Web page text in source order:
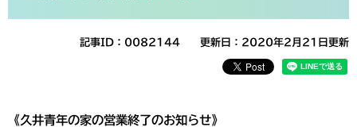
記事ID：0082144 更新日：2020年2月21日更新
《久井青年の家の営業終了のお知らせ》